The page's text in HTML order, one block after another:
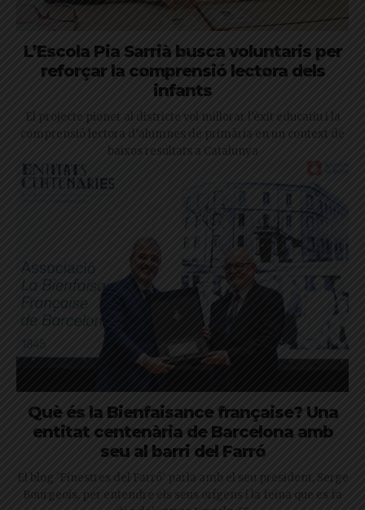
L’Escola Pia Sarrià busca voluntaris per
reforçar la comprensió lectora dels
infants
El projecte pioner al districte vol millorar l’èxit educatiu i la
comprensió lectora d’alumnes de primària en un context de
baixos resultats a Catalunya
Què és la Bienfaisance française? Una
entitat centenària de Barcelona amb
seu al barri del Farró
El blog 'Finestres del Farró' parla amb el seu president, Serge
Bourgeois, per entendre els seus orígens i la feina que es fa